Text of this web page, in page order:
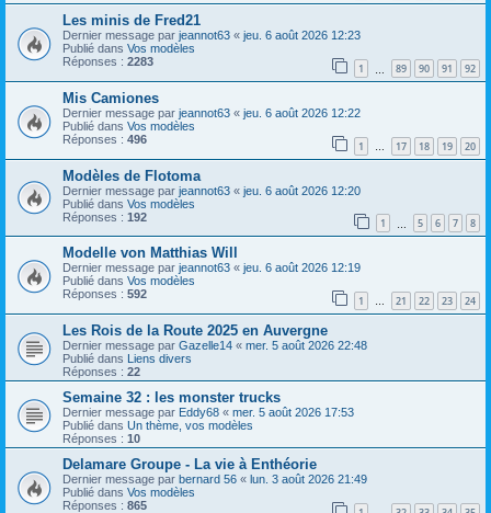
Les minis de Fred21
Dernier message par jeannot63 « jeu. 6 août 2026 12:23
Publié dans Vos modèles
Réponses : 2283 1 89 90 91 92
Mis Camiones
Dernier message par jeannot63 « jeu. 6 août 2026 12:22
Publié dans Vos modèles
Réponses : 496 1 … 17 18 19 20
Modèles de Flotoma
Dernier message par jeannot63 « jeu. 6 août 2026 12:20
Publié dans Vos modèles
Réponses : 192 1 5 6 7 8
Modelle von Matthias Will
Dernier message par jeannot63 « jeu. 6 août 2026 12:19
Publié dans Vos modèles
Réponses : 592 1 … 21 22 23 24
Les Rois de la Route 2025 en Auvergne
Dernier message par Gazelle14 « mer. 5 août 2026 22:48
Publié dans Liens divers
Réponses : 22
Semaine 32 : les monster trucks
Dernier message par Eddy68 « mer. 5 août 2026 17:53
Publié dans Un thème, vos modèles
Réponses : 10
Delamare Groupe - La vie à Enthéorie
Dernier message par bernard 56 « lun. 3 août 2026 21:49
Publié dans Vos modèles
Réponses : 865